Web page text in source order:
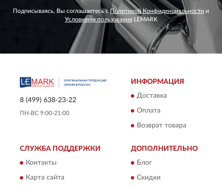
Подписываясь, Вы соглашаетесь сПолитикой Конфиденциальности и
Условиями пользования LEMARK
8 (499) 638-23-22
ПН-ВС 9:00-21:00
ИНФОРМАЦИЯ
Доставка
Оплата
Возврат товара
СЛУЖБА ПОДДЕРЖКИ
Контакты
Карта сайта
ДОПОЛНИТЕЛЬНО
Блог
Скидки